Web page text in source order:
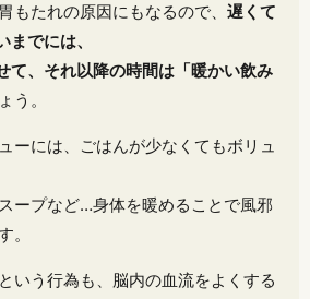
もたれの原因にもなるので、遅くて
でには、
て、それ以降の時間は「暖かい飲み
う。
ーには、ごはんが少なくてもボリュ
ープなど…身体を暖めることで風邪
。
いう行為も、脳内の血流をよくする